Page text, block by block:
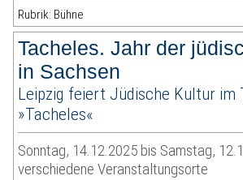
Rubrik: Bühne
Tacheles. Jahr der
in Sachsen
Leipzig feiert Jüdische Kultur im
»Tacheles«
Sonntag, 14.12.2025 bis Samstag,
verschiedene Veranstaltungsorte